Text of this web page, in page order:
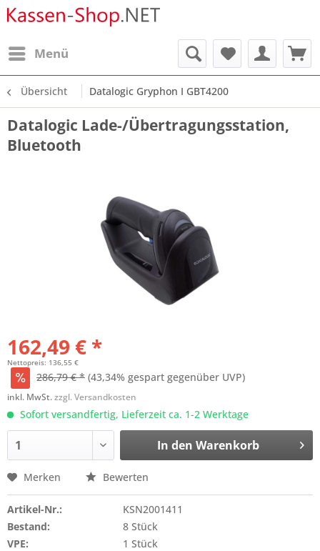
Menü
Übersicht Datalogic Gryphon I GBT4200
Datalogic Lade-/Übertragungsstation,
Bluetooth
162,49 € *
Nettopreis: 136,55 €
286,79 € * (43,34% gespart gegenüber UVP)
inkl. MwSt.zzgl. Versandkosten
Sofort versandfertig, Lieferzeit ca. 1-2 Werktage
In den Warenkorb
Merken Bewerten
Artikel-Nr.:
KSN2001411
Bestand:
8 Stück
VPE:
1 Stück